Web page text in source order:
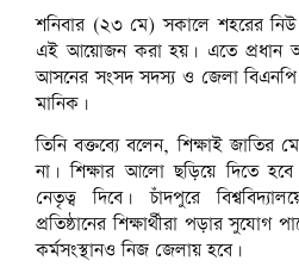
শনিবার (২৩ মে) সকালে শহরের নিউ
এই আয়োজন করা হয়। এতে প্রধান
আসনের সংসদ সদস্য ও জেলা
মানিক।
তিনি বক্তব্যে বলেন, শিক্ষাই জাতির
না। শিক্ষার আলো ছড়িয়ে দিতে হবে।
নেতৃত্ব দিবে। চাঁদপুরে
প্রতিষ্ঠানের শিক্ষার্থীরা পড়ার
কর্মসংস্থানও নিজ জেলায় হবে।